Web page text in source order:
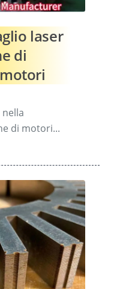
laser
di
di motori...